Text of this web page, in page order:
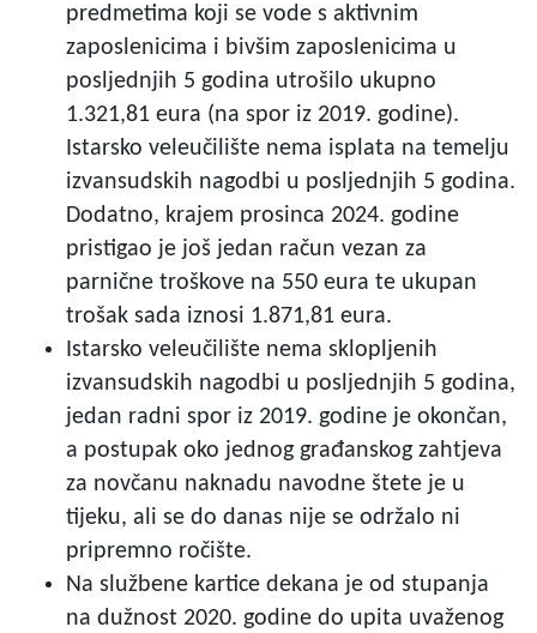
predmetima koji se vode s aktivnim
zaposlenicima i bivšim zaposlenicima u
posljednjih 5 godina utrošilo ukupno
1.321,81 eura (na spor iz 2019. godine).
Istarsko veleučilište nema isplata na temelju
izvansudskih nagodbi u posljednjih 5 godina.
Dodatno, krajem prosinca 2024. godine
pristigao je još jedan račun vezan za
parnične troškove na 550 eura te ukupan
trošak sada iznosi 1.871,81 eura.
Istarsko veleučilište nema sklopljenih
izvansudskih nagodbi u posljednjih 5 godina,
jedan radni spor iz 2019. godine je okončan,
a postupak oko jednog građanskog zahtjeva
za novčanu naknadu navodne štete je u
tijeku, ali se do danas nije se održalo ni
pripremno ročište.
Na službene kartice dekana je od stupanja
na dužnost 2020. godine do upita uvaženog